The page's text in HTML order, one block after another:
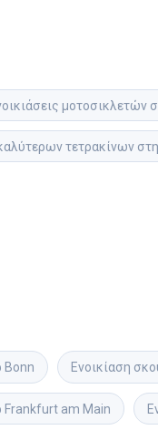
μοτοσικλετών
τετρακίνων
Bonn Ενοικίαση
Frankfurt am Main